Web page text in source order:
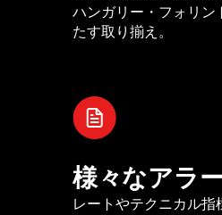
ハンガリー・フォリン
たす取り揃え。
様々なアラ
レートやテクニカル指